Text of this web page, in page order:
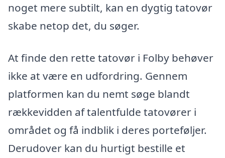
noget mere subtilt, kan en dygtig tatovør
skabe netop det, du søger.
At finde den rette tatovør i Folby behøver
ikke at være en udfordring. Gennem
platformen kan du nemt søge blandt
rækkevidden af talentfulde tatovører i
området og få indblik i deres porteføljer.
Derudover kan du hurtigt bestille et